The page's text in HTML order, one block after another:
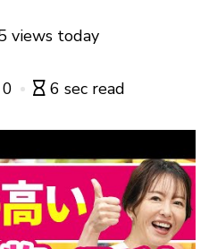
views today
0 6 sec read